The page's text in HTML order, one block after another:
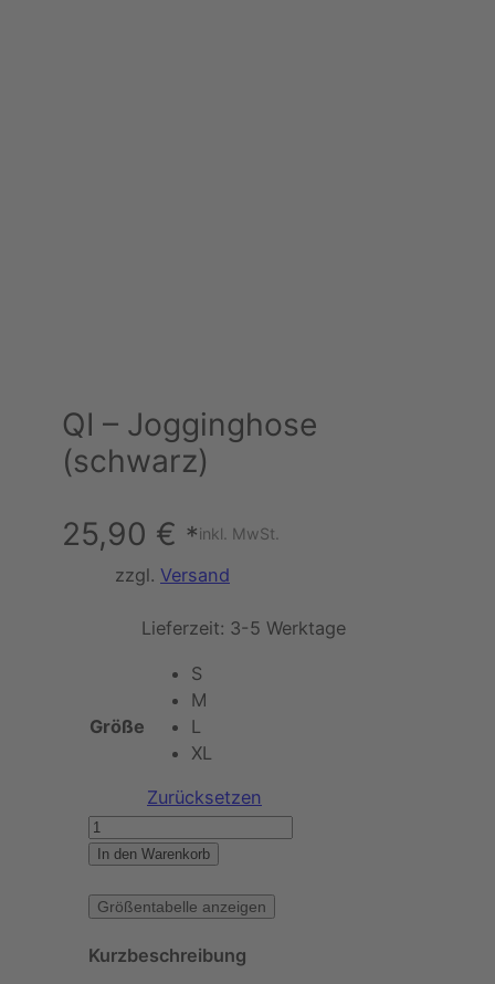
QI – Jogginghose
(schwarz)
25,90 € *inkl. MwSt.
zzgl. Versand
Lieferzeit: 3-5 Werktage
Größe
S
M
L
XL
Zurücksetzen
Q
I
g
In den Warenkorb
Größentabelle anzeigen
Kurzbeschreibung